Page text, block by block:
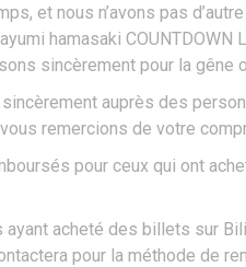
et nous n’avons pas
hamasaki
sincèrement pour la gêne
auprès des
remercions de votre
pour ceux qui ont
ayant acheté des billets sur
pour la méthode de